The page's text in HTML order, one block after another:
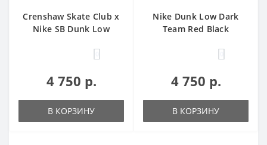
Crenshaw Skate Club x
Nike SB Dunk Low
4 750 р.
В КОРЗИНУ
Nike Dunk Low Dark
Team Red Black
4 750 р.
В КОРЗИНУ